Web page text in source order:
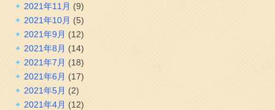
2021年11月 (9)
2021年10月 (5)
2021年9月 (12)
2021年8月 (14)
2021年7月 (18)
2021年6月 (17)
2021年5月 (2)
2021年4月 (12)